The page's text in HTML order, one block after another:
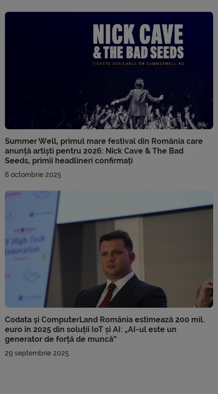
Summer Well, primul mare festival din România care
anunță artiști pentru 2026: Nick Cave & The Bad
Seeds, primii headlineri confirmați
6 octombrie 2025
Codata și ComputerLand România estimează 200 mil.
euro în 2025 din soluții IoT și AI: „AI-ul este un
generator de forță de muncă”
29 septembrie 2025